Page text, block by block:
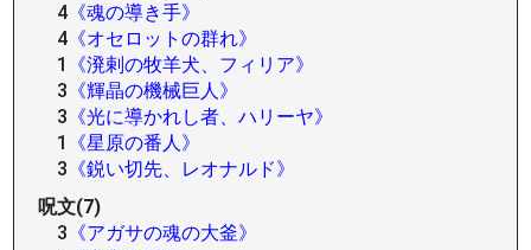
4 《魂の導き手》
4 《オセロットの群れ》
1
《溌剌の牧羊犬、フィリア》
3 《輝晶の機械巨人》
3 《光に導かれし者、ハリーヤ》
1
《星原の番人》
3 《鋭い切先、レオナルド》
呪文(7)
3 《アガサの魂の大釜》